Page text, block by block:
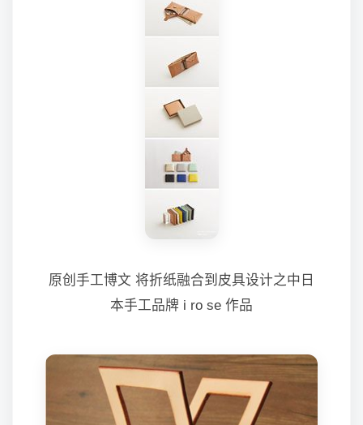
原创手工博文 将折纸融合到皮具设计之中日
本手工品牌 i ro se 作品